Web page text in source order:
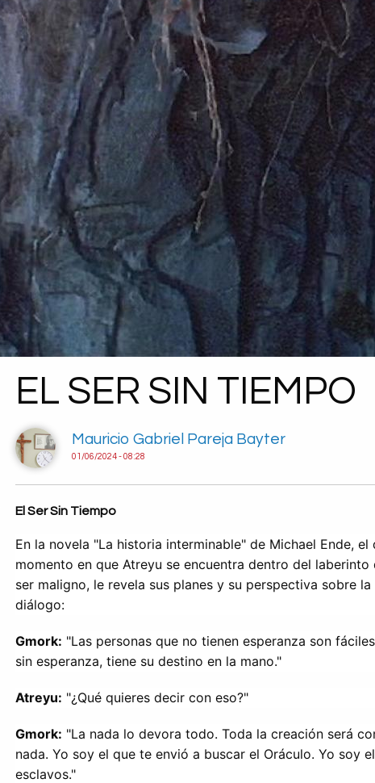
EL SER SIN TIEMPO
Mauricio Gabriel Pareja Bayter
01/06/2024 - 08:28
El Ser Sin Tiempo
En la novela "La historia interminable" de Michael Ende,
momento en que Atreyu se encuentra dentro del
ser maligno, le revela sus planes y su perspectiva sobre
diálogo:
Gmork: "Las personas que no tienen esperanza son
sin esperanza, tiene su destino en la mano."
Atreyu: "¿Qué quieres decir con eso?"
Gmork: "La nada lo devora todo. Toda la creación será
nada. Yo soy el que te envió a buscar el Oráculo. Yo soy
esclavos."